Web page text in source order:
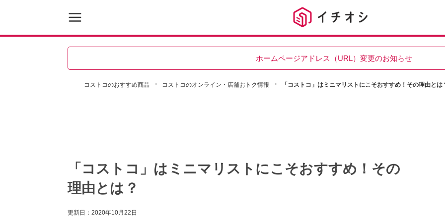
ホームページアドレス（URL）変更のお知らせ
コストコのおすすめ商品 コストコのオンライン・店舗おトク情報 「コストコ」はミニマリストにこそおすすめ！その理由とは
「コストコ」はミニマリストにこそおすすめ！その
理由とは？
更新日： 2020年10月22日